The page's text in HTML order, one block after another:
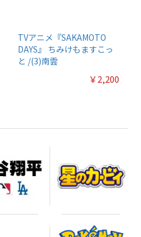
TVアニメ『SAKAMOTO
DAYS』 ちみけもますこっ
と /(3)南雲
￥2,200